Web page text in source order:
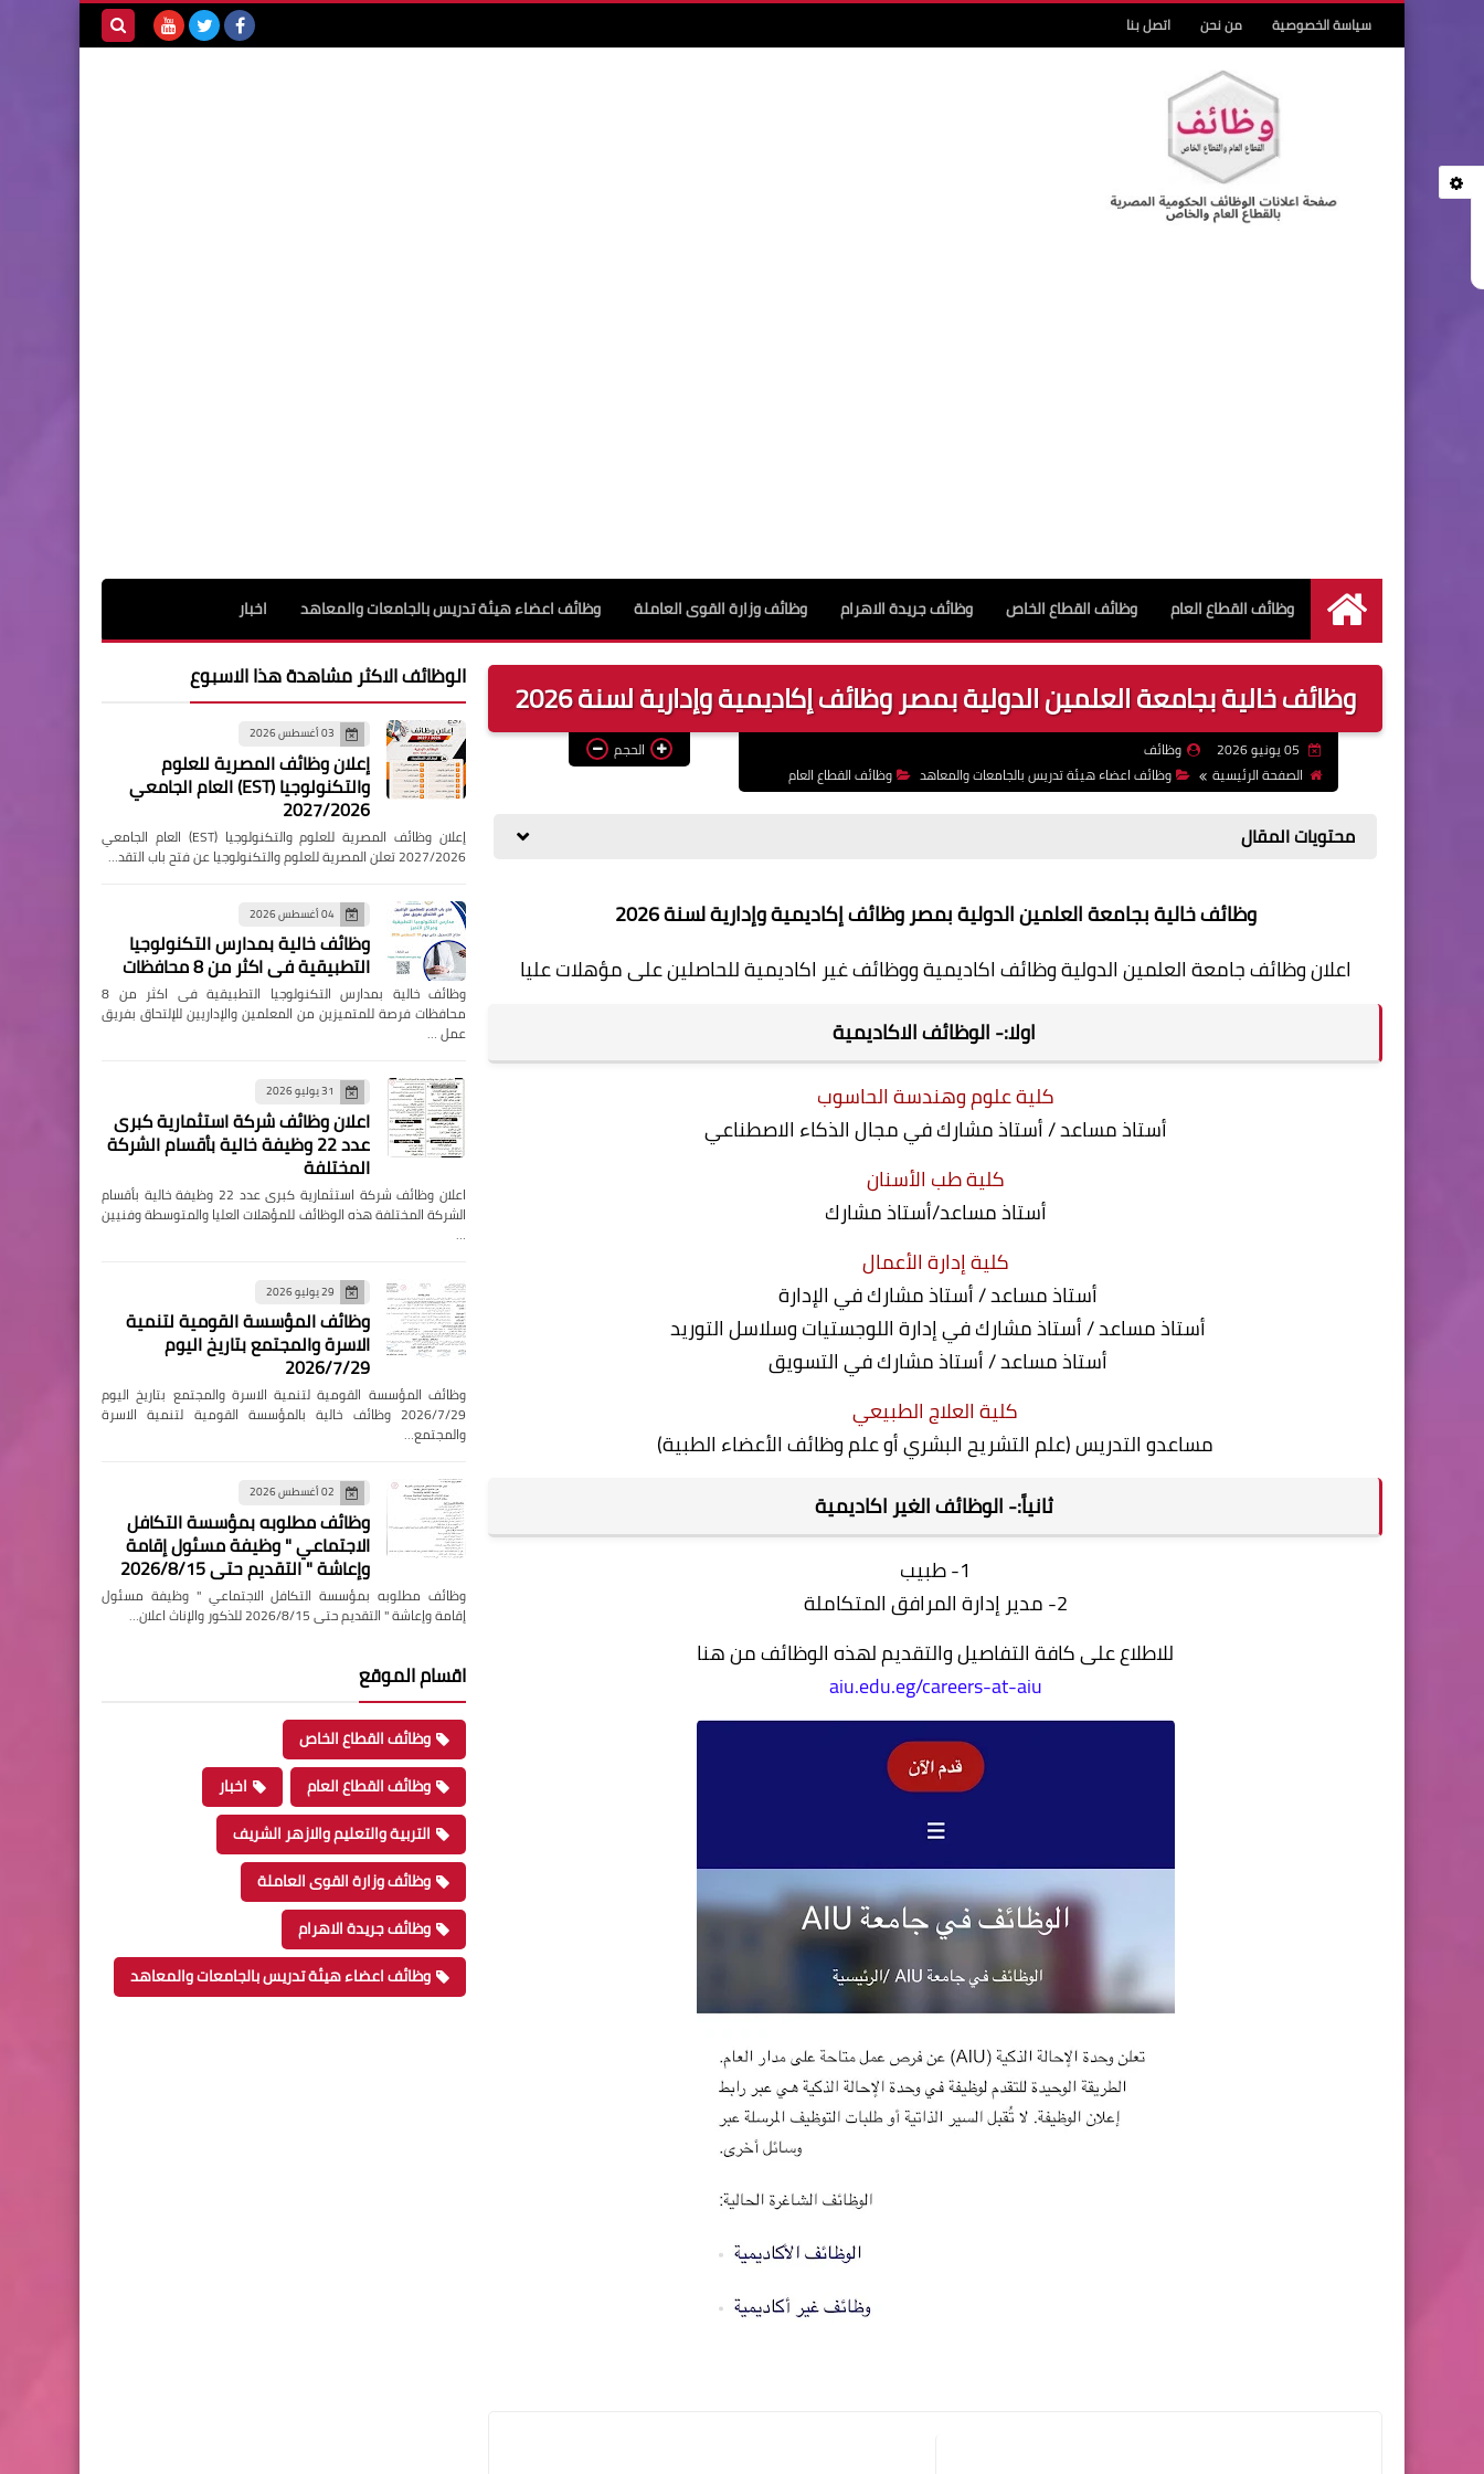
سياسة الخصوصية من نحن اتصل بنا
الرئيسية
وظائف القطاع العام وظائف القطاع الخاص وظائف جريدة الاهرام وظائف وزارة القوى العاملة وظائف اعضاء هيئة تدريس بالجامعات والمعاهد اخبار
وظائف خالية بجامعة العلمين الدولية بمصر وظائف إكاديمية وإدارية لسنة 2026
وظائف
الصفحة الرئيسية
وظائف اعضاء هيئة تدريس بالجامعات والمعاهد وظائف القطاع العام
الحجم
محتويات المقال
وظائف خالية بجامعة العلمين الدولية بمصر وظائف إكاديمية وإدارية لسنة 2026
اعلان وظائف جامعة العلمين الدولية وظائف اكاديمية ووظائف غير اكاديمية للحاصلين على مؤهلات عليا
اولا:- الوظائف الاكاديمية
كلية علوم وهندسة الحاسوب
أستاذ مساعد / أستاذ مشارك في مجال الذكاء الاصطناعي
كلية طب الأسنان
أستاذ مساعد/أستاذ مشارك
كلية إدارة الأعمال
أستاذ مساعد / أستاذ مشارك في الإدارة
أستاذ مساعد / أستاذ مشارك في إدارة اللوجستيات وسلاسل التوريد
أستاذ مساعد / أستاذ مشارك في التسويق
كلية العلاج الطبيعي
مساعدو التدريس (علم التشريح البشري أو علم وظائف الأعضاء الطبية)
ثانياً:- الوظائف الغير اكاديمية
1- طبيب
2- مدير إدارة المرافق المتكاملة
للاطلاع على كافة التفاصيل والتقديم لهذه الوظائف من هنا
aiu.edu.eg/careers-at-aiu
الوظائف الاكثر مشاهدة هذا الاسبوع
03 أغسطس 2026
إعلان وظائف المصرية للعلوم
والتكنولوجيا (EST) العام الجامعي
2027/2026
إعلان وظائف المصرية للعلوم والتكنولوجيا (EST) العام الجامعي
2027/2026 تعلن المصرية للعلوم والتكنولوجيا عن فتح باب التقد…
04 أغسطس 2026
وظائف خالية بمدارس التكنولوجيا
التطبيقية فى اكثر من 8 محافظات
وظائف خالية بمدارس التكنولوجيا التطبيقية فى اكثر من 8
محافظات فرصة للمتميزين من المعلمين والإداريين للإلتحاق بفريق
عمل …
31 يوليو 2026
اعلان وظائف شركة استثمارية كبرى
عدد 22 وظيفة خالية بأقسام الشركة
المختلفة
اعلان وظائف شركة استثمارية كبرى عدد 22 وظيفة خالية بأقسام
الشركة المختلفة هذه الوظائف للمؤهلات العليا والمتوسطة وفنيين
…
29 يوليو 2026
وظائف المؤسسة القومية لتنمية
الاسرة والمجتمع بتاريخ اليوم
2026/7/29
وظائف المؤسسة القومية لتنمية الاسرة والمجتمع بتاريخ اليوم
2026/7/29 وظائف خالية بالمؤسسة القومية لتنمية الاسرة
والمجتمع…
02 أغسطس 2026
وظائف مطلوبه بمؤسسة التكافل
الاجتماعي " وظيفة مسئول إقامة
وإعاشة " التقديم حتى 2026/8/15
وظائف مطلوبه بمؤسسة التكافل الاجتماعي " وظيفة مسئول
إقامة وإعاشة " التقديم حتى 2026/8/15 للذكور والإناث اعلان…
اقسام الموقع
وظائف القطاع الخاص
وظائف القطاع العام
اخبار
التربية والتعليم والازهر الشريف
وظائف وزارة القوى العاملة
وظائف جريدة الاهرام
وظائف اعضاء هيئة تدريس بالجامعات والمعاهد